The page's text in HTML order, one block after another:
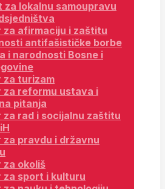
za lokalnu samoupravu
za afirmaciju i zaštitu
antifašističke borbe
i narodnosti Bosne i
za turizam
za reformu ustava i
pitanja
za rad i socijalnu zaštitu
za pravdu i državnu
za okoliš
za sport i kulturu